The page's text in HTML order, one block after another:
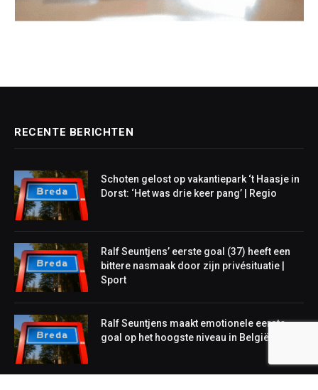
RECENTE BERICHTEN
Schoten gelost op vakantiepark ‘t Haasje in
Dorst: ‘Het was drie keer pang’ | Regio
Ralf Seuntjens’ eerste goal (37) heeft een
bittere nasmaak door zijn privésituatie |
Sport
Ralf Seuntjens maakt emotionele eerste
goal op het hoogste niveau in België | Sport